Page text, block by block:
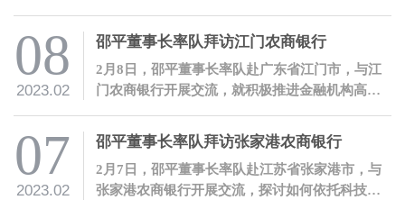
08
2023.02
邵平董事长率队拜访江门农商银行
2月8日，邵平董事长率队赴广东省江门市，与江
门农商银行开展交流，就积极推进金融机构高质
07
2023.02
邵平董事长率队拜访张家港农商银行
2月7日，邵平董事长率队赴江苏省张家港市，与
张家港农商银行开展交流，探讨如何依托科技赋